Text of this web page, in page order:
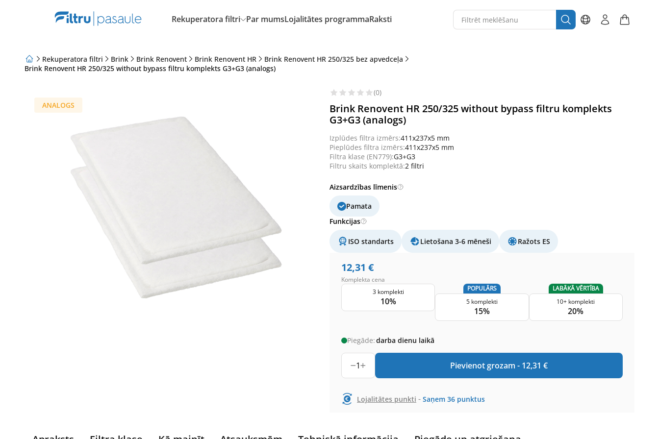
Rekuperatora filtri Par mumsLojalitātes programmaRaksti
Par mums
Rekuperatora filtri Brink Brink Renovent Brink Renovent HR
Brink Renovent HR 250/325 bez apvedceļa
Brink Renovent HR 250/325 without bypass filtru komplekts G3+G3 (analogs)
ANALOGS
(0)
Brink Renovent HR 250/325 without bypass filtru komplekts
G3+G3 (analogs)
Izplūdes filtra izmērs:411x237x5 mm
Pieplūdes filtra izmērs:411x237x5 mm
Filtra klase (EN779):G3+G3
Filtru skaits komplektā:2 filtri
Aizsardzības līmenis
Pamata
Funkcijas
ISO standarts Lietošana 3-6 mēneši Ražots ES
12,31 €
Komplekta cena
3 komplekti
10%
POPULĀRS
5 komplekti
15%
LABĀKĀ VĒRTĪBA
10+ komplekti
20%
Piegāde:darba dienu laikā
1 Pievienot grozam - 12,31 €
Lojalitātes punkti - Saņem 36 punktus